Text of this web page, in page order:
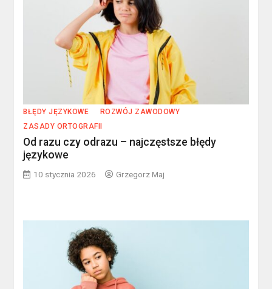
BŁĘDY JĘZYKOWE
ROZWÓJ ZAWODOWY
ZASADY ORTOGRAFII
Od razu czy odrazu – najczęstsze błędy
językowe
10 stycznia 2026 Grzegorz Maj